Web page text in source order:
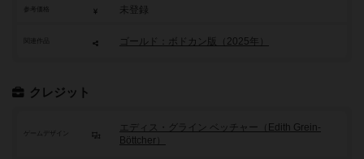
参考価格 未登録
関連作品 ゴールド：ボドカン版（2025年）
クレジット
ゲームデザイン
エディス・グライン ベッチャー（Edith Grein-
Böttcher）